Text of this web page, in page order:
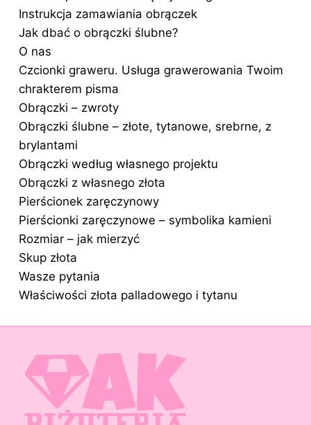
Instrukcja zamawiania obrączek
Jak dbać o obrączki ślubne?
O nas
Czcionki graweru. Usługa grawerowania Twoim
chrakterem pisma
Obrączki – zwroty
Obrączki ślubne – złote, tytanowe, srebrne, z
brylantami
Obrączki według własnego projektu
Obrączki z własnego złota
Pierścionek zaręczynowy
Pierścionki zaręczynowe – symbolika kamieni
Rozmiar – jak mierzyć
Skup złota
Wasze pytania
Właściwości złota palladowego i tytanu